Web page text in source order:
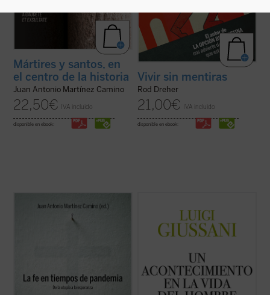
Mártires y santos, en
el centro de la historia
Juan Antonio Martínez Camino
22,50€ IVA incluido
disponible en ebook:
Vivir sin mentiras
Rod Dreher
21,00€ IVA incluido
disponible en ebook:
preguntas nada fáciles de resolver:
¿estaremos ante un cambio de época?
el cuarto volumen de la serie dedicada a las
lecciones y diálogos de don Luigi Giussani
durante los Ejercicios espirituales de la
Fraternidad de Comunión y Liberación